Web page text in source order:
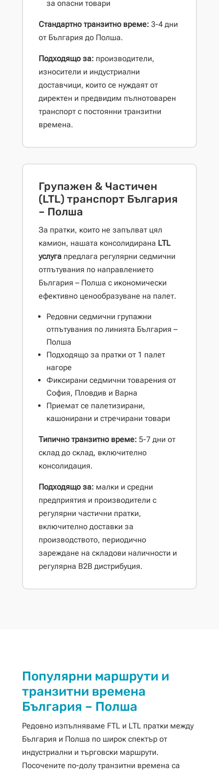
за опасни товари
Стандартно транзитно време: 3-4 дни
от България до Полша.
Подходящо за: производители,
износители и индустриални
доставчици, които се нуждаят от
директен и предвидим пълнотоварен
транспорт с постоянни транзитни
времена.
Групажен & Частичен
(LTL) транспорт България
– Полша
За пратки, които не запълват цял
камион, нашата консолидирана LTL
услугапредлага регулярни седмични
отпътувания по направлението
България – Полша с икономически
ефективно ценообразуване на палет.
Редовни седмични групажни
отпътувания по линията България –
Полша
Подходящо за пратки от 1 палет
нагоре
Фиксирани седмични товарения от
София, Пловдив и Варна
Приемат се палетизирани,
кашонирани и стречирани товари
Типично транзитно време: 5-7 дни от
склад до склад, включително
консолидация.
Подходящо за: малки и средни
предприятия и производители с
регулярни частични пратки,
включително доставки за
производството, периодично
зареждане на складови наличности и
регулярна B2B дистрибуция.
Популярни маршрути и
транзитни времена
България – Полша
Редовно изпълняваме FTL и LTL пратки между
България и Полша по широк спектър от
индустриални и търговски маршрути.
Посочените по-долу транзитни времена са